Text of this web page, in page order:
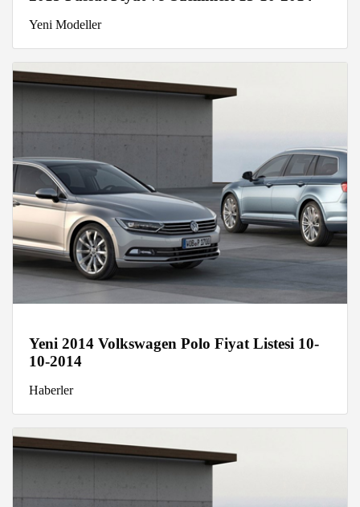
Yeni Modeller
Yeni 2014 Volkswagen Polo Fiyat Listesi 10-
10-2014
Haberler